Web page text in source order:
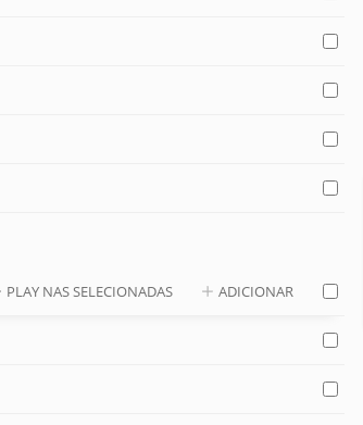
PLAY NAS SELECIONADAS ADICIONAR